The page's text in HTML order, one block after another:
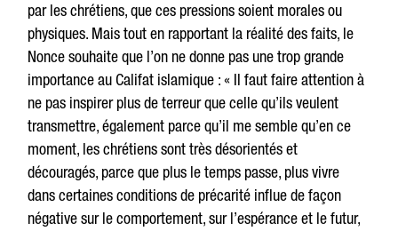
par les chrétiens, que ces pressions soient morales ou
physiques. Mais tout en rapportant la réalité des faits, le
Nonce souhaite que l’on ne donne pas une trop grande
importance au Califat islamique : « Il faut faire attention à
ne pas inspirer plus de terreur que celle qu’ils veulent
transmettre, également parce qu’il me semble qu’en ce
moment, les chrétiens sont très désorientés et
découragés, parce que plus le temps passe, plus vivre
dans certaines conditions de précarité influe de façon
négative sur le comportement, sur l’espérance et le futur,